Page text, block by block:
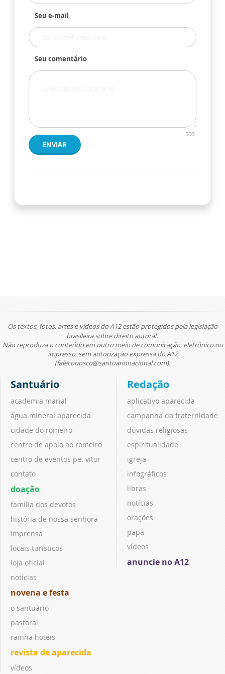
Seu e-mail
Seu comentário
500
ENVIAR
Os textos, fotos, artes e vídeos do A12 estão protegidos pela legislação
brasileira sobre direito autoral.
Não reproduza o conteúdo em outro meio de comunicação, eletrônico ou
impresso, sem autorização expressa do A12
(faleconosco@santuarionacional.com).
Santuário
academia marial
água mineral aparecida
cidade do romeiro
centro de apoio ao romeiro
centro de eventos pe. vitor
contato
doação
família dos devotos
história de nossa senhora
imprensa
locais turísticos
loja oficial
notícias
novena e festa
o santuário
pastoral
rainha hotéis
revista de aparecida
vídeos
Redação
aplicativo aparecida
campanha da fraternidade
dúvidas religiosas
espiritualidade
igreja
infográficos
libras
notícias
orações
papa
vídeos
anuncie no A12